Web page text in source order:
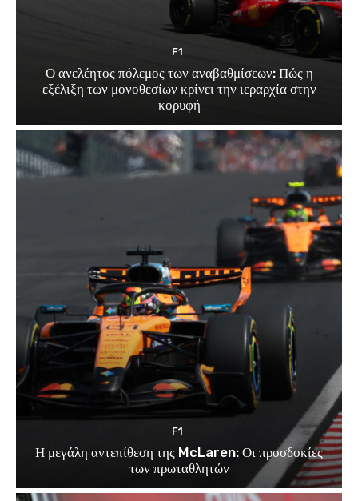
F1
Ο ανελέητος πόλεμος των αναβαθμίσεων: Πώς η
εξέλιξη των μονοθεσίων κρίνει την ιεραρχία στην
κορυφή
F1
Η μεγάλη αντεπίθεση της McLaren: Οι προσδοκίες
των πρωταθλητών